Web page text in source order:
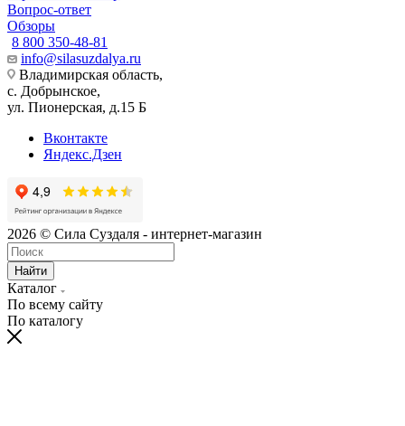
Вопрос-ответ
Обзоры
8 800 350-48-81
info@silasuzdalya.ru
Владимирская область,
с. Добрынское,
ул. Пионерская, д.15 Б
Вконтакте
Яндекс.Дзен
2026 © Сила Суздаля - интернет-магазин
Найти
Каталог
По всему сайту
По каталогу